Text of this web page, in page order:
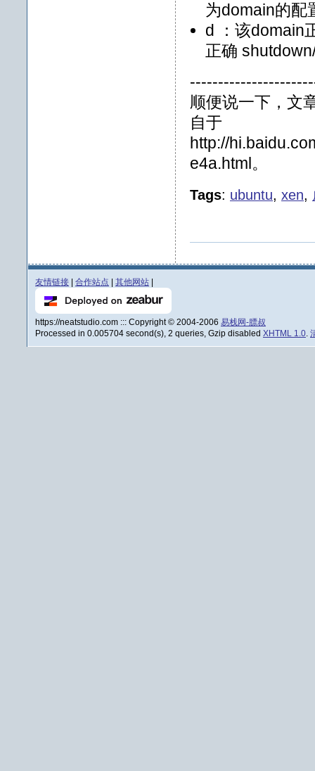
为domain的配
d ：该domain
正确
顺便说一下，文
自于
http://
e4a.html。
Tags: ubuntu, xen,
友情链接 合作站点 其他网站
https://neatstudio.com ::: Copyright © 2004-2006 易栈网-膘叔
Processed in 0.005704 second(s), 2 queries, Gzip disabled XHTML 1.0.